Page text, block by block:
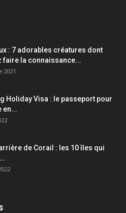
: 7 adorables créatures dont
faire la connaissance...
2021
Holiday Visa : le passeport pour
en...
de Corail : les 10 îles qui